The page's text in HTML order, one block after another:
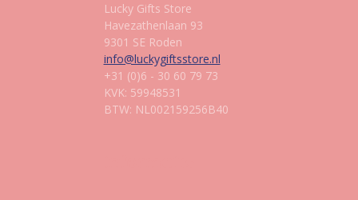
Lucky Gifts Store
Havezathenlaan 93
9301 SE Roden
info@luckygiftsstore.nl
+31 (0)6 - 30 60 79 73
KVK: 59948531
BTW: NL002159256B40